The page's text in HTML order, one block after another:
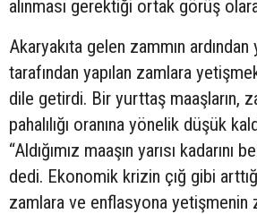
alınması gerektiği ortak görüş
Akaryakıta gelen zammın
tarafından yapılan zamlara
dile getirdi. Bir yurttaş maaşların,
pahalılığı oranına yönelik düşük
“Aldığımız maaşın yarısı kadarını
dedi. Ekonomik krizin çığ gibi
zamlara ve enflasyona yetişmenin